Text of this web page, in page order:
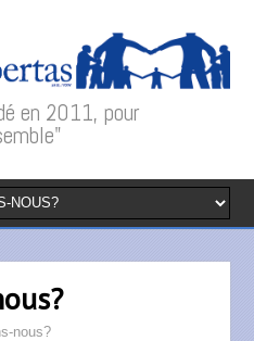
en 2011, pour
nous?